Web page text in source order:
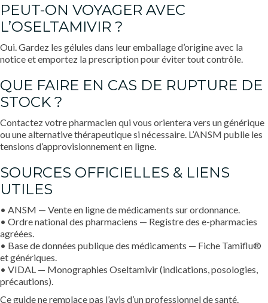
PEUT-ON VOYAGER AVEC
L’OSELTAMIVIR ?
Oui. Gardez les gélules dans leur emballage d’origine avec la
notice et emportez la prescription pour éviter tout contrôle.
QUE FAIRE EN CAS DE RUPTURE DE
STOCK ?
Contactez votre pharmacien qui vous orientera vers un générique
ou une alternative thérapeutique si nécessaire. L’ANSM publie les
tensions d’approvisionnement en ligne.
SOURCES OFFICIELLES & LIENS
UTILES
• ANSM — Vente en ligne de médicaments sur ordonnance.
• Ordre national des pharmaciens — Registre des e-pharmacies
agréées.
• Base de données publique des médicaments — Fiche Tamiflu®
et génériques.
• VIDAL — Monographies Oseltamivir (indications, posologies,
précautions).
Ce guide ne remplace pas l’avis d’un professionnel de santé.